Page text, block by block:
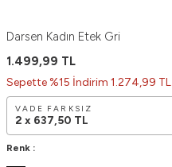
Darsen Kadın Etek Gri
1.499,99 TL
Sepette %15 İndirim 1.274,99 TL
VADE FARKSIZ
2 x 637,50 TL
Renk :